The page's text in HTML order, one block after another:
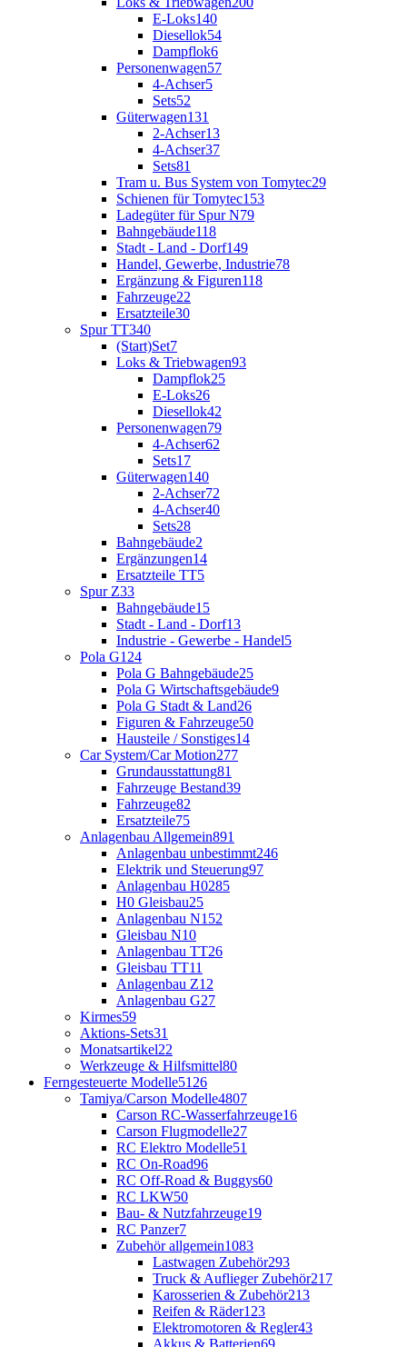
E-Loks140
Diesellok54
Dampflok6
Personenwagen57
4-Achser5
Sets52
Güterwagen131
2-Achser13
4-Achser37
Sets81
Tram u. Bus System von Tomytec29
Schienen für Tomytec153
Ladegüter für Spur N79
Bahngebäude118
Stadt - Land - Dorf149
Handel, Gewerbe, Industrie78
Ergänzung & Figuren118
Fahrzeuge22
Ersatzteile30
Spur TT340
(Start)Set7
Loks & Triebwagen93
Dampflok25
E-Loks26
Diesellok42
Personenwagen79
4-Achser62
Sets17
Güterwagen140
2-Achser72
4-Achser40
Sets28
Bahngebäude2
Ergänzungen14
Ersatzteile TT5
Spur Z33
Bahngebäude15
Stadt - Land - Dorf13
Industrie - Gewerbe - Handel5
Pola G124
Pola G Bahngebäude25
Pola G Wirtschaftsgebäude9
Pola G Stadt & Land26
Figuren & Fahrzeuge50
Hausteile / Sonstiges14
Car System/Car Motion277
Grundausstattung81
Fahrzeuge Bestand39
Fahrzeuge82
Ersatzteile75
Anlagenbau Allgemein891
Anlagenbau unbestimmt246
Elektrik und Steuerung97
Anlagenbau H0285
H0 Gleisbau25
Anlagenbau N152
Gleisbau N10
Anlagenbau TT26
Gleisbau TT11
Anlagenbau Z12
Anlagenbau G27
Kirmes59
Aktions-Sets31
Monatsartikel22
Werkzeuge & Hilfsmittel80
Ferngesteuerte Modelle5126
Tamiya/Carson Modelle4807
Carson RC-Wasserfahrzeuge16
Carson Flugmodelle27
RC Elektro Modelle51
RC On-Road96
RC Off-Road & Buggys60
RC LKW50
Bau- & Nutzfahrzeuge19
RC Panzer7
Zubehör allgemein1083
Lastwagen Zubehör293
Truck & Auflieger Zubehör217
Karosserien & Zubehör213
Reifen & Räder123
Elektromotoren & Regler43
Akkus & Batterien69